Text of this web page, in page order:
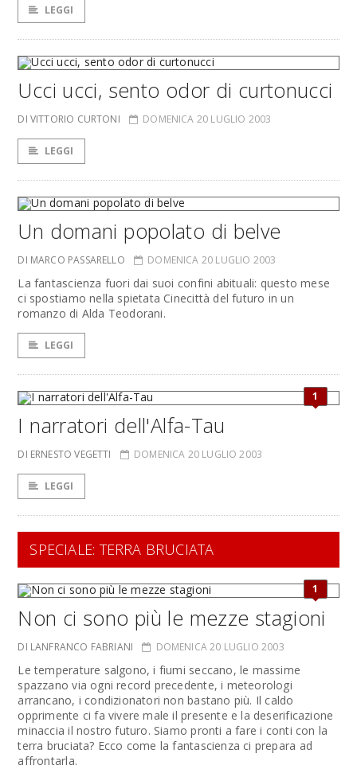
LEGGI
Ucci ucci, sento odor di curtonucci
DI VITTORIO CURTONI DOMENICA 20 LUGLIO 2003
LEGGI
Un domani popolato di belve
DI MARCO PASSARELLO DOMENICA 20 LUGLIO 2003
La fantascienza fuori dai suoi confini abituali: questo mese
ci spostiamo nella spietata Cinecittà del futuro in un
romanzo di Alda Teodorani.
LEGGI
1
I narratori dell'Alfa-Tau
DI ERNESTO VEGETTI DOMENICA 20 LUGLIO 2003
LEGGI
SPECIALE: TERRA BRUCIATA
1
Non ci sono più le mezze stagioni
DI LANFRANCO FABRIANI DOMENICA 20 LUGLIO 2003
Le temperature salgono, i fiumi seccano, le massime
spazzano via ogni record precedente, i meteorologi
arrancano, i condizionatori non bastano più. Il caldo
opprimente ci fa vivere male il presente e la deserificazione
minaccia il nostro futuro. Siamo pronti a fare i conti con la
terra bruciata? Ecco come la fantascienza ci prepara ad
affrontarla.